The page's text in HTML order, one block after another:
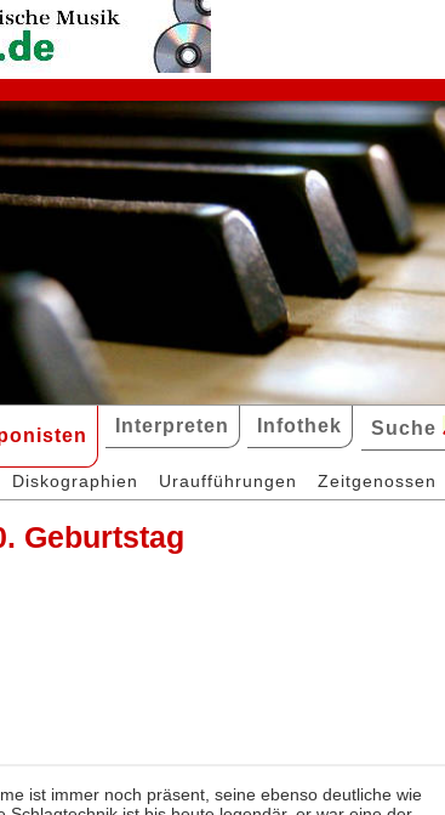
Interpreten Infothek Suche
Diskographien Uraufführungen Zeitgenossen
Geburtstag
ist immer noch präsent, seine ebenso deutliche wie